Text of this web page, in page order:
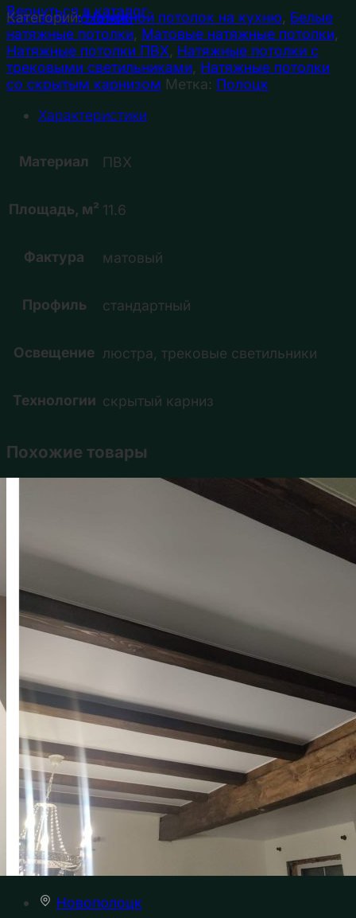
Заказать похожий
Вернуться в каталог
Категорий:Натяжной потолок на кухню, Белые
натяжные потолки, Матовые натяжные потолки,
Натяжные потолки ПВХ, Натяжные потолки с
трековыми светильниками, Натяжные потолки
со скрытым карнизом Метка: Полоцк
Характеристики
Материал ПВХ
Площадь, м² 11.6
Фактура матовый
Профиль стандартный
Освещение люстра, трековые светильники
Технологии скрытый карниз
Похожие товары
Новополоцк